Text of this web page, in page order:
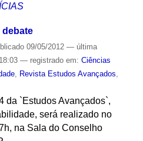
09/05/2012 — última
— registrado em: Ciências
, Revista Estudos Avançados,
da `Estudos Avançados`,
será realizado no
na Sala do Conselho